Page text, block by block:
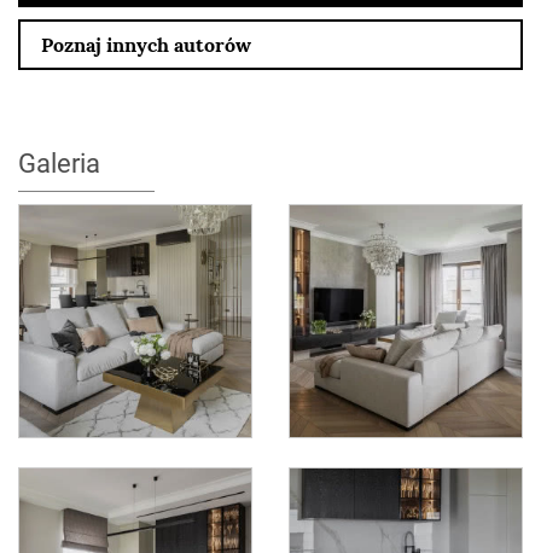
Poznaj innych autorów
Galeria